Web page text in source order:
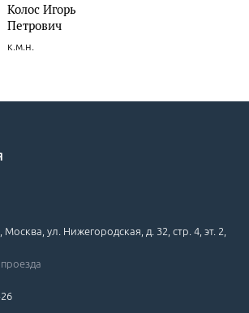
Колос Игорь
Петрович
к.м.н.
Москва, ул. Нижегородская, д. 32, стр. 4, эт. 2,